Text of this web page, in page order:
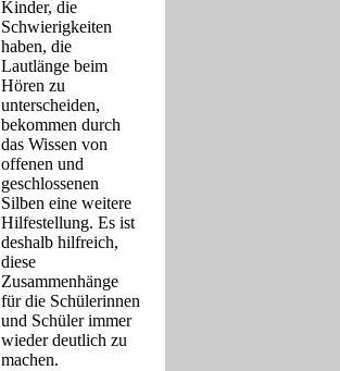
Kinder, die
Schwierigkeiten
haben, die
Lautlänge beim
Hören zu
unterscheiden,
bekommen durch
das Wissen von
offenen und
geschlossenen
Silben eine weitere
Hilfestellung. Es ist
deshalb hilfreich,
diese
Zusammenhänge
für die Schülerinnen
und Schüler immer
wieder deutlich zu
machen.